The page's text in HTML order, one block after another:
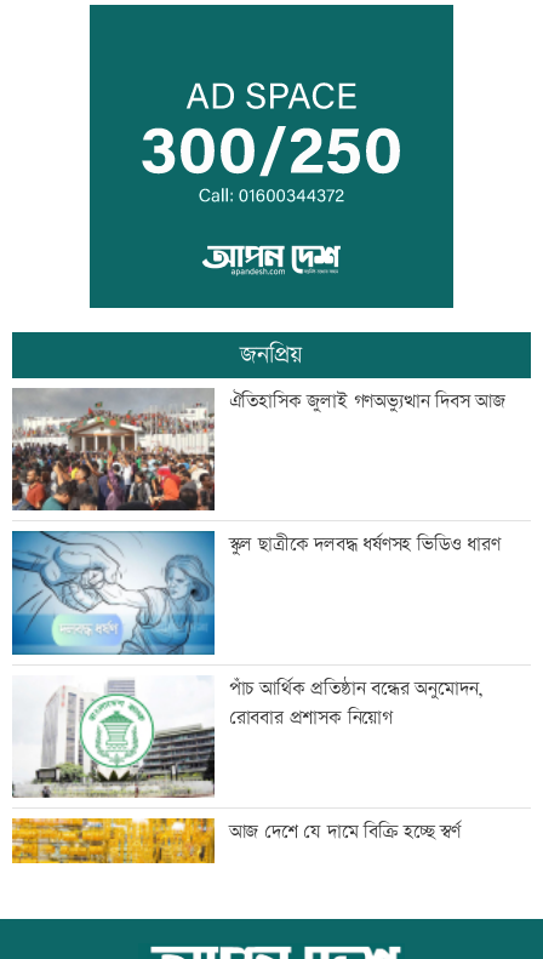
ইউএনওদের মানুষের কল্যাণে কাজ করার
আহবান প্রধানমন্ত্রীর
কালীগঞ্জে ৩ মাদকসেবীকে কারাদণ্ড
স্বেচ্ছাসেবী ফোরামের মাসব্যাপী আবৃত্তি
চিত্রাঙ্কন প্রতিযোগিতা
শাক ধুতে গিয়ে গৃহবধূর মৃত্যু
হাসিনার নির্দেশে সালাহউদ্দিন আহমদকে গুম
করা হয়: তদন্ত
তরুণদের নেতৃত্বেই প্রযুক্তিনির্ভর উন্নয়ন হবে:
তথ্যপ্রযুক্তিমন্ত্রী
জনপ্রিয়
ঐতিহাসিক জুলাই গণঅভ্যুত্থান দিবস আজ
স্কুল ছাত্রীকে দলবদ্ধ ধর্ষণসহ ভিডিও ধারণ
পাঁচ আর্থিক প্রতিষ্ঠান বন্ধের অনুমোদন,
রোববার প্রশাসক নিয়োগ
আজ দেশে যে দামে বিক্রি হচ্ছে স্বর্ণ